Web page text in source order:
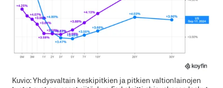
Kuvio: Yhdysvaltain keskipitkien ja pitkien valtionlainojen